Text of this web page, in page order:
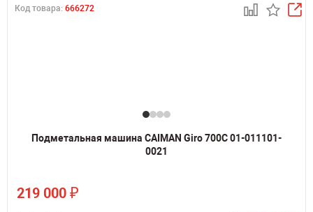
Код товара: 666272
Подметальная машина CAIMAN Giro 700C 01-011101-
0021
219 000 ₽